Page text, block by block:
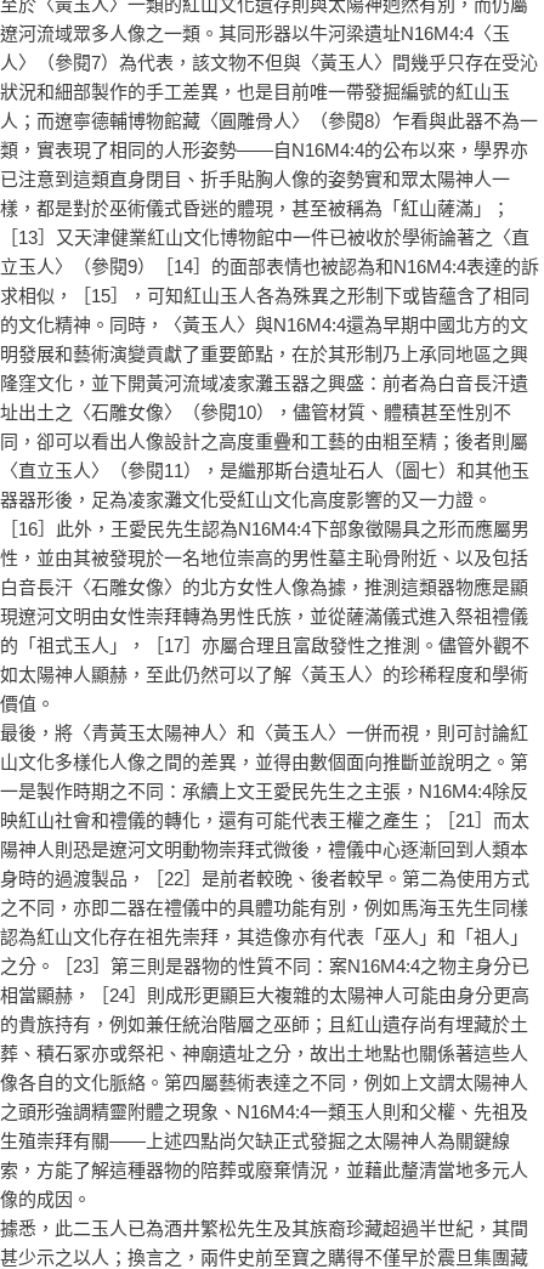
遼河流域眾多人像之一類。其同形器以牛河梁遺址N16M4:4〈玉
人〉（參閱7）為代表，該文物不但與〈黃玉人〉間幾乎只存在受沁
狀況和細部製作的手工差異，也是目前唯一帶發掘編號的紅山玉
人；而遼寧德輔博物館藏〈圓雕骨人〉（參閱8）乍看與此器不為一
類，實表現了相同的人形姿勢——自N16M4:4的公布以來，學界亦
已注意到這類直身閉目、折手貼胸人像的姿勢實和眾太陽神人一
樣，都是對於巫術儀式昏迷的體現，甚至被稱為「紅山薩滿」；
［13］又天津健業紅山文化博物館中一件已被收於學術論著之〈直
立玉人〉（參閱9）［14］的面部表情也被認為和N16M4:4表達的訴
求相似，［15］，可知紅山玉人各為殊異之形制下或皆蘊含了相同
的文化精神。同時，〈黃玉人〉與N16M4:4還為早期中國北方的文
明發展和藝術演變貢獻了重要節點，在於其形制乃上承同地區之興
隆窪文化，並下開黃河流域凌家灘玉器之興盛：前者為白音長汗遺
址出土之〈石雕女像〉（參閱10），儘管材質、體積甚至性別不
同，卻可以看出人像設計之高度重疊和工藝的由粗至精；後者則屬
〈直立玉人〉（參閱11），是繼那斯台遺址石人（圖七）和其他玉
器器形後，足為凌家灘文化受紅山文化高度影響的又一力證。
［16］此外，王愛民先生認為N16M4:4下部象徵陽具之形而應屬男
性，並由其被發現於一名地位崇高的男性墓主恥骨附近、以及包括
白音長汗〈石雕女像〉的北方女性人像為據，推測這類器物應是顯
現遼河文明由女性崇拜轉為男性氏族，並從薩滿儀式進入祭祖禮儀
的「祖式玉人」，［17］亦屬合理且富啟發性之推測。儘管外觀不
如太陽神人顯赫，至此仍然可以了解〈黃玉人〉的珍稀程度和學術
價值。
最後，將〈青黃玉太陽神人〉和〈黃玉人〉一併而視，則可討論紅
山文化多樣化人像之間的差異，並得由數個面向推斷並說明之。第
一是製作時期之不同：承續上文王愛民先生之主張，N16M4:4除反
映紅山社會和禮儀的轉化，還有可能代表王權之產生；［21］而太
陽神人則恐是遼河文明動物崇拜式微後，禮儀中心逐漸回到人類本
身時的過渡製品，［22］是前者較晚、後者較早。第二為使用方式
之不同，亦即二器在禮儀中的具體功能有別，例如馬海玉先生同樣
認為紅山文化存在祖先崇拜，其造像亦有代表「巫人」和「祖人」
之分。［23］第三則是器物的性質不同：案N16M4:4之物主身分已
相當顯赫，［24］則成形更顯巨大複雜的太陽神人可能由身分更高
的貴族持有，例如兼任統治階層之巫師；且紅山遺存尚有埋藏於土
葬、積石冢亦或祭祀、神廟遺址之分，故出土地點也關係著這些人
像各自的文化脈絡。第四屬藝術表達之不同，例如上文謂太陽神人
之頭形強調精靈附體之現象、N16M4:4一類玉人則和父權、先祖及
生殖崇拜有關——上述四點尚欠缺正式發掘之太陽神人為關鍵線
索，方能了解這種器物的陪葬或廢棄情況，並藉此釐清當地多元人
像的成因。
據悉，此二玉人已為酒井繁松先生及其族裔珍藏超過半世紀，其間
甚少示之以人；換言之，兩件史前至寶之購得不僅早於震旦集團藏